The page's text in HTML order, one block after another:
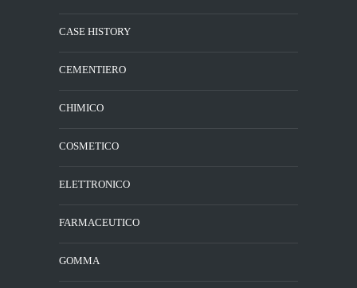
CASE HISTORY
CEMENTIERO
CHIMICO
COSMETICO
ELETTRONICO
FARMACEUTICO
GOMMA